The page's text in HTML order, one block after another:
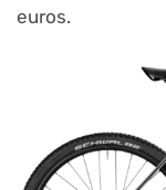
euros.